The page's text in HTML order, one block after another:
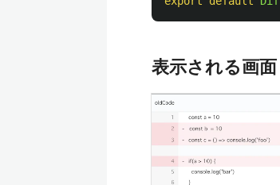
表示される画面